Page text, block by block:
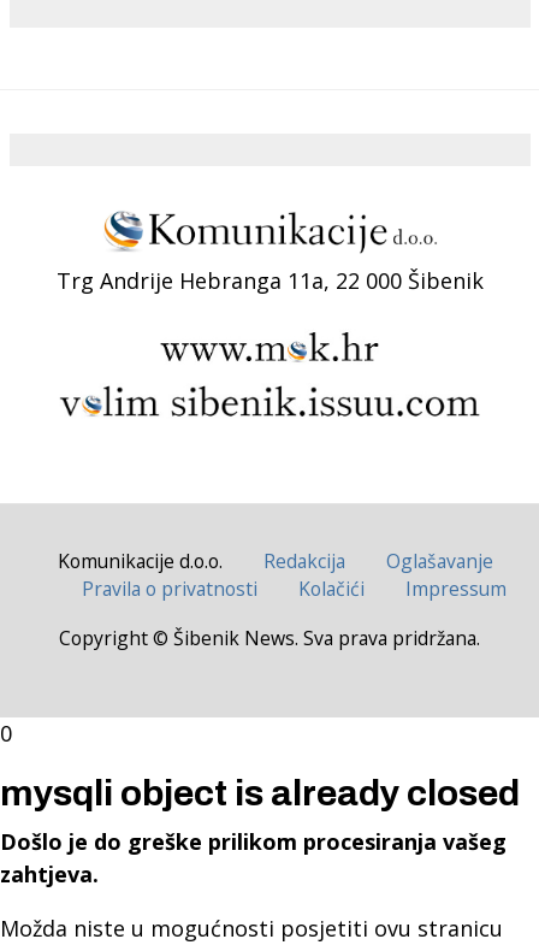
Trg Andrije Hebranga 11a, 22 000 Šibenik
Komunikacije d.o.o. Redakcija
Oglašavanje
Pravila o privatnosti
Kolačići
Impressum
Copyright © Šibenik News. Sva prava pridržana.
0
mysqli object is already closed
Došlo je do greške prilikom procesiranja vašeg
zahtjeva.
Možda niste u mogućnosti posjetiti ovu stranicu